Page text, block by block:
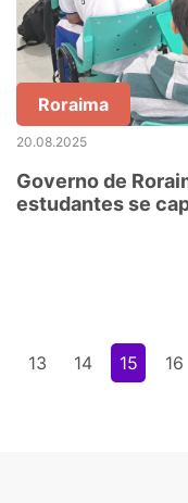
Roraima
20.08.2025
Governo de
estudantes se
13 14 15 16